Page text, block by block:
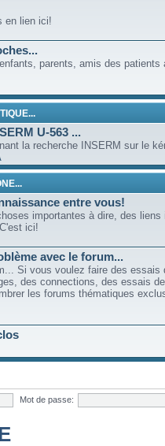
en lien ici!
parents, amis des patients
U-563 ...
la recherche INSERM sur le
entre vous!
importantes à dire, des liens
ici!
avec le forum...
Si vous voulez faire des essais
des connections, des essais
les forums thématiques
Mot de passe: